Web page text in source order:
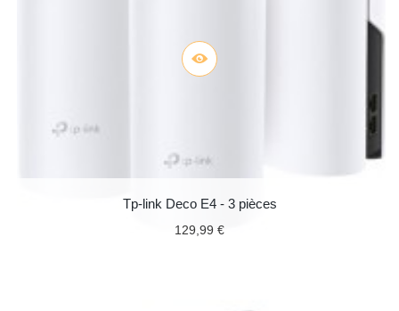
Tp-link Deco E4 - 3 pièces
129,99 €